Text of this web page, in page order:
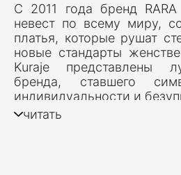
С 2011 года бренд RARA
невест по всему миру,
платья, которые рушат
новые стандарты
Kuraje представлены
бренда, ставшего
индивидуальности и
читать